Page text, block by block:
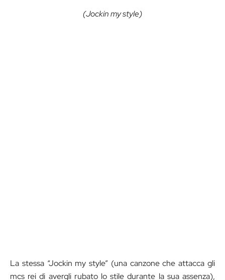
(Jockin my style)
La stessa “Jockin my style” (una canzone che attacca gli
mcs rei di avergli rubato lo stile durante la sua assenza),